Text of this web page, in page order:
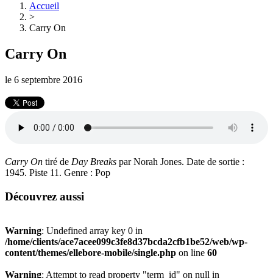
Accueil
>
Carry On
Carry On
le 6 septembre 2016
Carry On tiré de Day Breaks par Norah Jones. Date de sortie :
1945. Piste 11. Genre : Pop
Découvrez aussi
Warning: Undefined array key 0 in
/home/clients/ace7acee099c3fe8d37bcda2cfb1be52/web/wp-
content/themes/ellebore-mobile/single.php on line 60
Warning: Attempt to read property "term_id" on null in